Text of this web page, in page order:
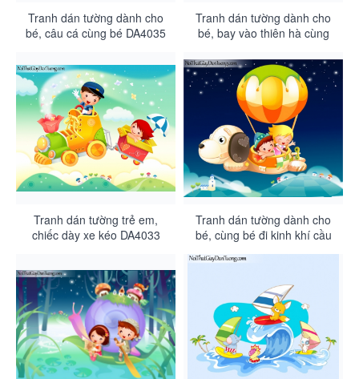
Tranh dán tường dành cho
bé, câu cá cùng bé DA4035
Tranh dán tường dành cho
bé, bay vào thiên hà cùng
Tranh dán tường trẻ em,
chiếc dày xe kéo DA4033
Tranh dán tường dành cho
bé, cùng bé đi kinh khí cầu